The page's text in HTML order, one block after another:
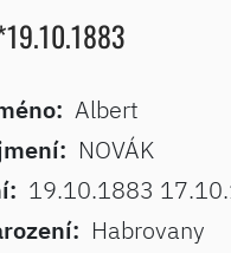
Albert
NOVÁK
19.10.1883
Habrovany